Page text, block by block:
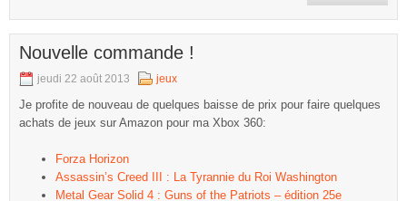
Nouvelle commande !
jeudi 22 août 2013 jeux
Je profite de nouveau de quelques baisse de prix pour faire quelques
achats de jeux sur Amazon pour ma Xbox 360:
Forza Horizon
Assassin’s Creed III : La Tyrannie du Roi Washington
Metal Gear Solid 4 : Guns of the Patriots – édition 25e